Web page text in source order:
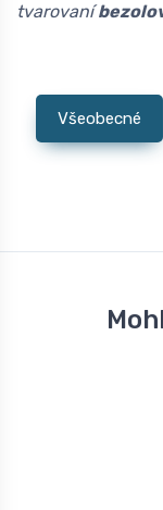
tvarovaní
Všeobecné